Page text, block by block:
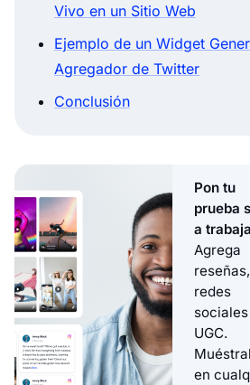
Vivo en un Sitio Web
Ejemplo de un Widget
Agregador de Twitter
Conclusión
Pon tu
prueba
a
Agrega
reseñas,
redes
UGC.
en